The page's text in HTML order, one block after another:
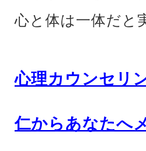
心と体は一体だと
心理カウンセリ
仁からあなたへ